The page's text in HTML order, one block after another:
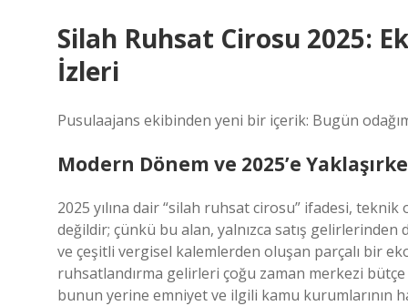
Silah Ruhsat Cirosu 2025:
İzleri
Pusulaajans ekibinden yeni bir içerik: Bugün
Modern Dönem ve 2025’e
2025 yılına dair “silah ruhsat cirosu” ifadesi,
değildir; çünkü bu alan, yalnızca satış
ve çeşitli vergisel kalemlerden oluşan parçalı bir
ruhsatlandırma gelirleri çoğu zaman merkezi
bunun yerine emniyet ve ilgili kamu kurumlarının